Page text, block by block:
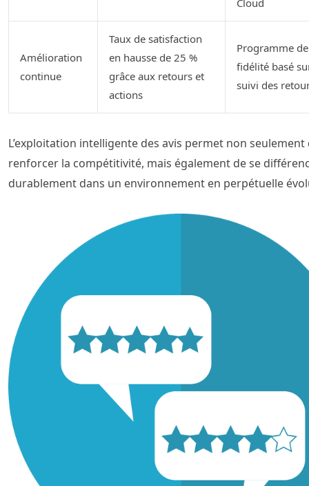
Cloud
Amélioration
continue
Taux de satisfaction
en hausse de 25 %
grâce aux retours et
actions
Programme de
fidélité basé
suivi des
L’exploitation intelligente des avis permet non seulement
renforcer la compétitivité, mais également de se
durablement dans un environnement en perpétuelle